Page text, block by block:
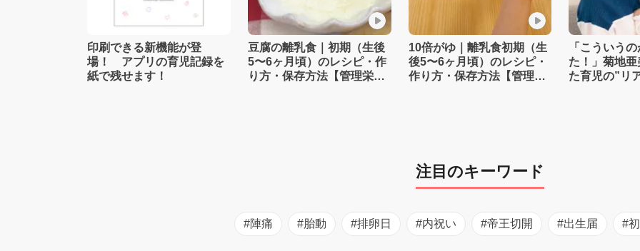
印刷できる新機能が登
場！ アプリの育児記録を
紙で残せます！
豆腐の離乳食｜初期（生後
5〜6ヶ月頃）のレシピ・作
り方・保存方法【管理栄養
10倍がゆ｜離乳食初期（生
後5〜6ヶ月頃）のレシピ・
作り方・保存方法【管理栄
「こういう
た！」菊地
た育児の”リ
注目のキーワード
#陣痛 #胎動 #排卵日 #内祝い #帝王切開 #出生届 #